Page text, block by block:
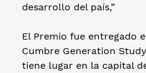
desarrollo del país,”
El Premio fue entregado
Cumbre Generation
tiene lugar en la capital